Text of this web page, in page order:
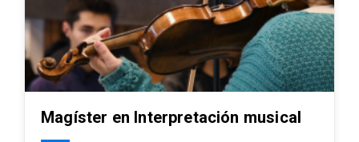
Magíster en Interpretación musical